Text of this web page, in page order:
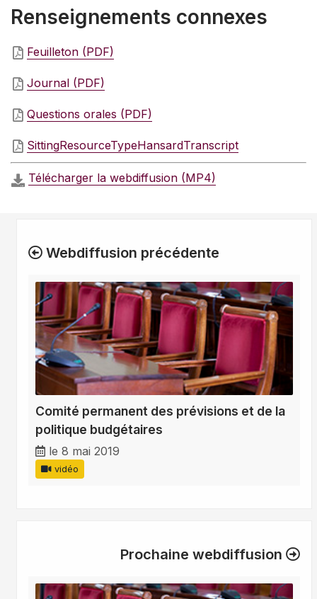
Renseignements connexes
Feuilleton (PDF)
Journal (PDF)
Questions orales (PDF)
SittingResourceTypeHansardTranscript
Télécharger la webdiffusion (MP4)
Webdiffusion précédente
Comité permanent des prévisions et de la
politique budgétaires
le 8 mai 2019
vidéo
Prochaine webdiffusion